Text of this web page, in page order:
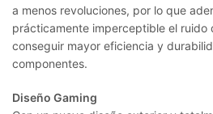
a menos revoluciones, por lo que
prácticamente imperceptible el ruido
conseguir mayor eficiencia y
componentes.
Diseño Gaming